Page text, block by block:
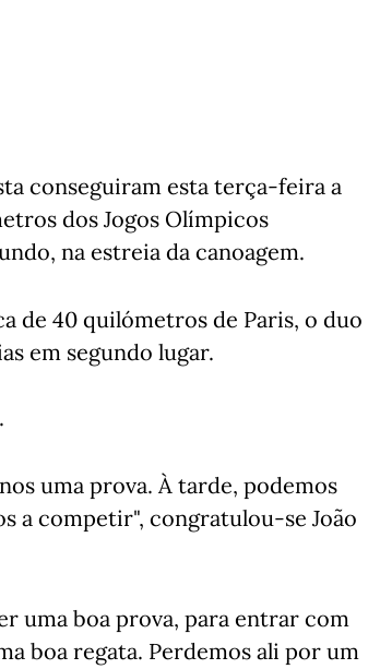
conseguiram esta terça-feira a
dos Jogos Olímpicos
na estreia da canoagem.
de 40 quilómetros de Paris, o duo
em segundo lugar.
uma prova. À tarde, podemos
a competir", congratulou-se João
uma boa prova, para entrar com
boa regata. Perdemos ali por um